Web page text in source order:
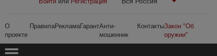
О
проекте
ПравилаРекламаГарантАнти-
мошенник
КонтактыЗакон "Об
оружии"